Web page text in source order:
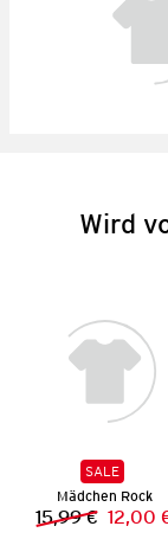
Wird
SALE
Mädchen Rock
15,99 € Neuer
12,00